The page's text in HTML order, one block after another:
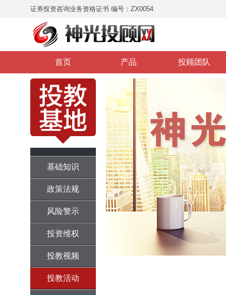
证券投资咨询业务资格证书 编号：ZX0054
首页 产品 投顾团队
基础知识
政策法规
风险警示
投资维权
投教视频
投教活动